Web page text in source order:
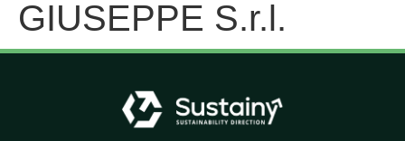
GIUSEPPE S.r.l.